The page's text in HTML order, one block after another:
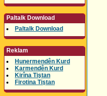
Paltalk Download
Paltalk Download
Reklam
Hunermendên Kurd
Karmendên Kurd
Kirîna Tiştan
Firotina Tiştan